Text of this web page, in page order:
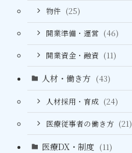
物件 (25)
開業準備・運営 (46)
開業資金・融資 (11)
人材・働き方 (43)
人材採用・育成 (24)
医療従事者の働き方 (21)
医療DX・制度 (11)